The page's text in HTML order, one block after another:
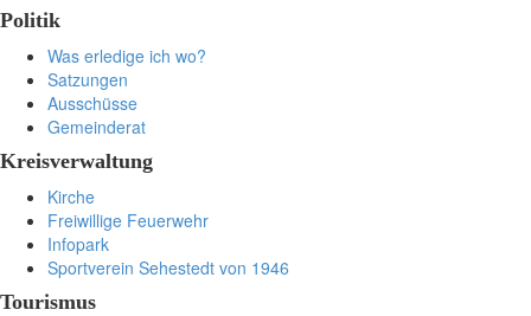
Politik
Was erledige ich wo?
Satzungen
Ausschüsse
Gemeinderat
Kreisverwaltung
Kirche
Freiwillige Feuerwehr
Infopark
Sportverein Sehestedt von 1946
Tourismus